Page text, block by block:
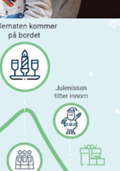
bruker mest strøm?